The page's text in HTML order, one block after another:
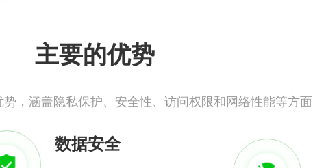
主要的优势
，涵盖隐私保护、安全性、访问权限和网络性能等方面
数据安全